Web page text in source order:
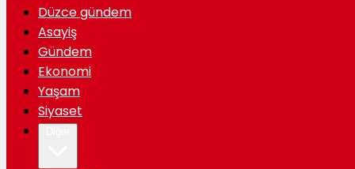
Düzce gündem
Asayiş
Gündem
Ekonomi
Yaşam
Siyaset